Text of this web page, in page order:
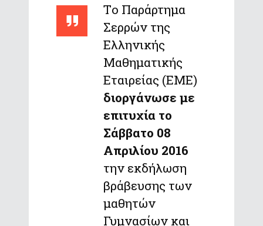
Tο Παράρτημα
Σερρών της
Ελληνικής
Μαθηματικής
Εταιρείας (ΕΜΕ)
διοργάνωσε με
επιτυχία το
Σάββατο 08
Απριλίου 2016
την εκδήλωση
βράβευσης των
μαθητών
Γυμνασίων και